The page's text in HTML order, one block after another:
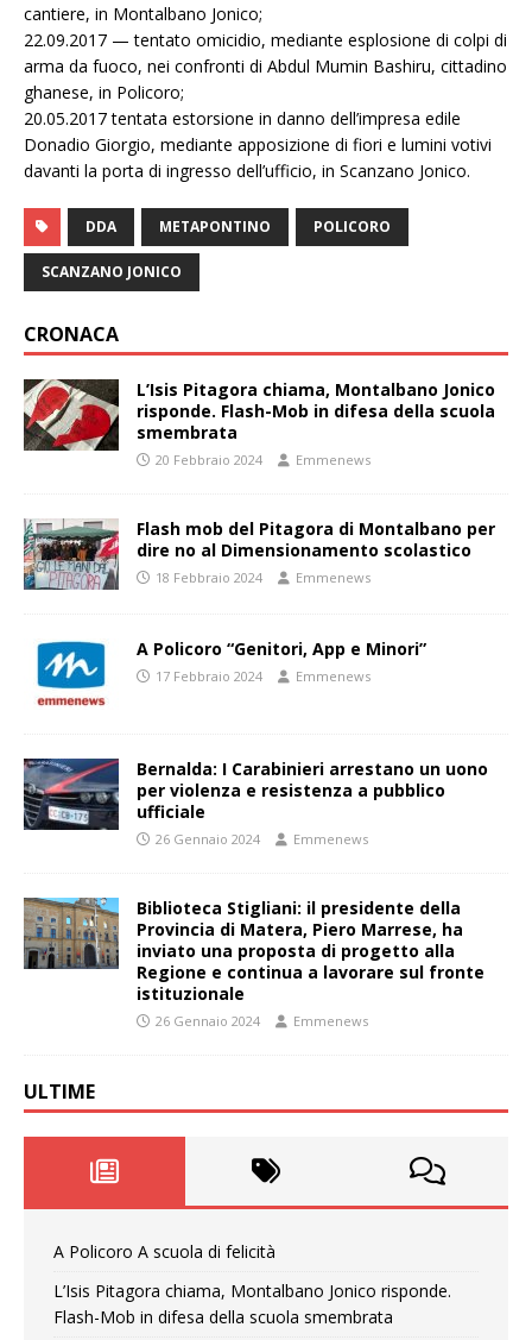
cantiere, in Montalbano Jonico;
22.09.2017 — tentato omicidio, mediante esplosione di colpi di
arma da fuoco, nei confronti di Abdul Mumin Bashiru, cittadino
ghanese, in Policoro;
20.05.2017 tentata estorsione in danno dell’impresa edile
Donadio Giorgio, mediante apposizione di fiori e lumini votivi
davanti la porta di ingresso dell’ufficio, in Scanzano Jonico.
DDA METAPONTINO POLICORO
SCANZANO JONICO
CRONACA
L’Isis Pitagora chiama, Montalbano Jonico
risponde. Flash-Mob in difesa della scuola
smembrata
20 Febbraio 2024 Emmenews
Flash mob del Pitagora di Montalbano per
dire no al Dimensionamento scolastico
18 Febbraio 2024 Emmenews
A Policoro “Genitori, App e Minori”
17 Febbraio 2024 Emmenews
Bernalda: I Carabinieri arrestano un uono
per violenza e resistenza a pubblico
ufficiale
26 Gennaio 2024 Emmenews
Biblioteca Stigliani: il presidente della
Provincia di Matera, Piero Marrese, ha
inviato una proposta di progetto alla
Regione e continua a lavorare sul fronte
istituzionale
26 Gennaio 2024 Emmenews
ULTIME
A Policoro A scuola di felicità
L’Isis Pitagora chiama, Montalbano Jonico risponde.
Flash-Mob in difesa della scuola smembrata